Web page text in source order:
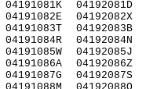
04191081K
04191082E
04191083T
04191084R
04191085W
04191086A
04191087G
04192081D
04192082X
04192083B
04192084N
04192085J
04192086Z
04192087S